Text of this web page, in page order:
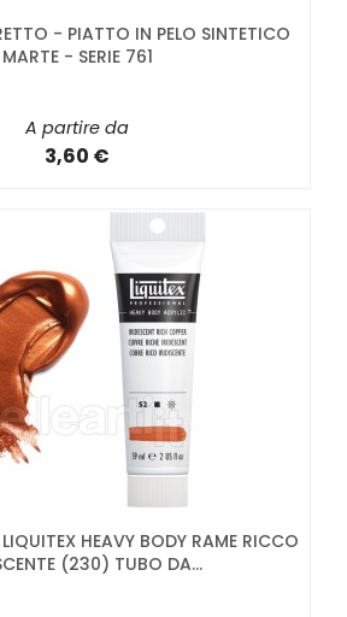
- PIATTO IN PELO SINTETICO
MARTE - SERIE 761
A partire da
3,60 €
HEAVY BODY RAME RICCO
(230) TUBO DA...